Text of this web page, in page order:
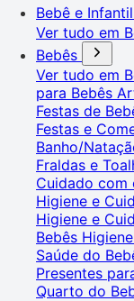
Bebê e Infantil
Ver tudo em
Bebês
Ver tudo em
para Bebês
Festas de
Festas e
Banho/
Fraldas e
Cuidado com
Higiene e
Higiene e
Bebês
Saúde do
Presentes
Quarto do